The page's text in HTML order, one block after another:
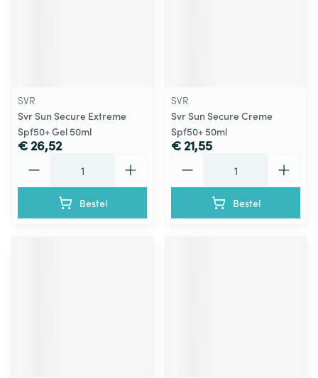
SVR
Svr Sun Secure Extreme
Spf50+ Gel 50ml
€ 26,52
Bestel
SVR
Svr Sun Secure Creme
Spf50+ 50ml
€ 21,55
Bestel